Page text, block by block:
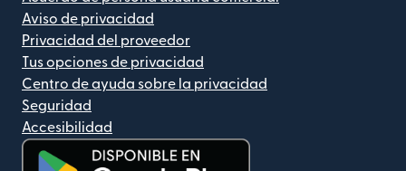
Aviso de privacidad
Privacidad del proveedor
Tus opciones de privacidad
Centro de ayuda sobre la privacidad
Seguridad
Accesibilidad